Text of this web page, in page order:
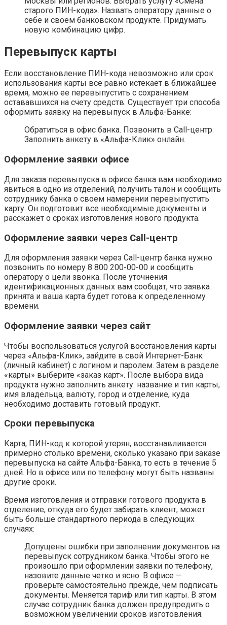
старого ПИН-кода». Назвать оператору данные о
себе и своем банковском продукте. Придумать
новую комбинацию цифр.
Перевыпуск карты
Если восстановление ПИН-кода невозможно или срок
использования карты все равно истекает в ближайшее
время, можно ее перевыпустить с сохранением
остававшихся на счету средств. Существует три способа
оформить заявку на перевыпуск в Альфа-Банке:
Обратиться в офис банка. Позвонить в Call-центр.
Заполнить анкету в «Альфа-Клик» онлайн.
Оформление заявки офисе
Для заказа перевыпуска в офисе банка вам необходимо
явиться в одно из отделений, получить талон и сообщить
сотруднику банка о своем намерении перевыпустить
карту. Он подготовит все необходимые документы и
расскажет о сроках изготовления нового продукта.
Оформление заявки через Call-центр
Для оформления заявки через Call-центр банка нужно
позвонить по номеру 8 800 200-00-00 и сообщить
оператору о цели звонка. После уточнения
идентификационных данных вам сообщат, что заявка
принята и ваша карта будет готова к определенному
времени.
Оформление заявки через сайт
Чтобы воспользоваться услугой восстановления карты
через «Альфа-Клик», зайдите в свой Интернет-Банк
(личный кабинет) с логином и паролем. Затем в разделе
«карты» выберите «заказ карт». После выбора вида
продукта нужно заполнить анкету: название и тип карты,
имя владельца, валюту, город и отделение, куда
необходимо доставить готовый продукт.
Сроки перевыпуска
Карта, ПИН-код к которой утерян, восстанавливается
примерно столько времени, сколько указано при заказе
перевыпуска на сайте Альфа-Банка, то есть в течение 5
дней. Но в офисе или по телефону могут быть названы
другие сроки.
Время изготовления и отправки готового продукта в
отделение, откуда его будет забирать клиент, может
быть больше стандартного периода в следующих
случаях:
Допущены ошибки при заполнении документов на
перевыпуск сотрудником банка. Чтобы этого не
произошло при оформлении заявки по телефону,
назовите данные четко и ясно. В офисе —
проверьте самостоятельно прежде, чем подписать
документы. Меняется тариф или тип карты. В этом
случае сотрудник банка должен предупредить о
возможном увеличении сроков изготовления.